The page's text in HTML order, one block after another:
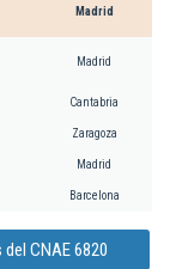
Madrid
Madrid
Cantabria
Zaragoza
Madrid
Barcelona
CNAE 6820